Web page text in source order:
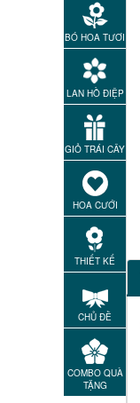
BÓ HOA TƯƠI
LAN HỒ ĐIỆP
GIỎ TRÁI CÂY
HOA CƯỚI
THIẾT KẾ
CHỦ ĐỀ
COMBO QUÀ
TẶNG